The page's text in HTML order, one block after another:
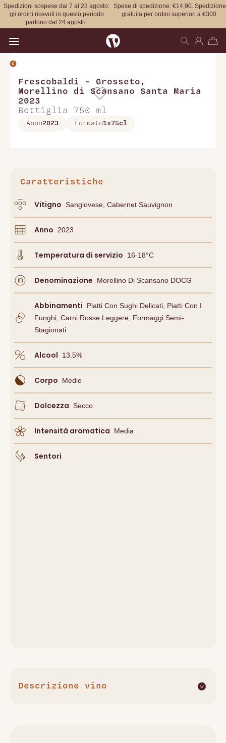
Spedizioni sospese dal 7 al 23 agosto:
gli ordini ricevuti in questo periodo
partono dal 24 agosto.
Spese di spedizione: €14,90. Spedizione
gratuita per ordini superiori a €300.
Frescobaldi - Grosseto ,
Morellino di Scansano Santa Maria
2023
Bottiglia 750 ml
Anno2023 Formato1x75cl
Caratteristiche
Vitigno Sangiovese, Cabernet Sauvignon
Anno 2023
Temperatura di servizio 16-18°C
Denominazione Morellino Di Scansano DOCG
Abbinamenti
Piatti Con Sughi Delicati, Piatti Con I
Funghi, Carni Rosse Leggere, Formaggi Semi-
Stagionati
Alcool 13.5%
Corpo Medio
Dolcezza Secco
Intensità aromatica Media
Sentori
Descrizione vino